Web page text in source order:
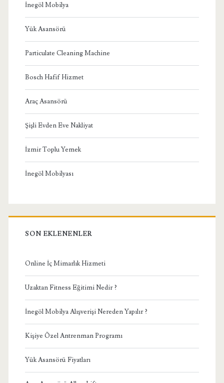
İnegöl Mobilya
Yük Asansörü
Particulate Cleaning Machine
Bosch Hafif Hizmet
Araç Asansörü
Şişli Evden Eve Nakliyat
İzmir Toplu Yemek
İnegöl Mobilyası
SON EKLENENLER
Online İç Mimarlık Hizmeti
Uzaktan Fitness Eğitimi Nedir ?
İnegöl Mobilya Alışverişi Nereden Yapılır ?
Kişiye Özel Antrenman Programı
Yük Asansörü Fiyatları